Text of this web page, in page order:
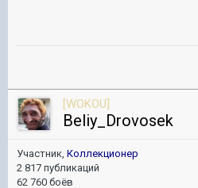
[WOKOU]
Beliy_Drovosek
Участник, Коллекционер
2 817 публикаций
62 760 боёв